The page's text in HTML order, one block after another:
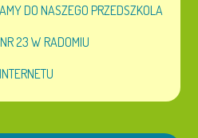
DO NASZEGO PRZEDSZKOLA
23 W RADOMIU